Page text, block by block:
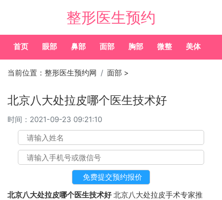
整形医生预约
首页 眼部 鼻部 面部 胸部 微整 美体
当前位置： 整形医生预约网 面部 >
北京八大处拉皮哪个医生技术好
时间： 2021-09-23 09:21:10
北京八大处拉皮哪个医生技术好北京八大处拉皮手术专家推